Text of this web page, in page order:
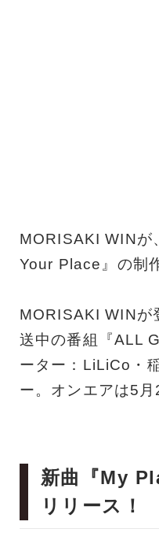
MORISAKI WINが
Your Place』の制
MORISAKI WINが
送中の番組『ALL
ーター：LiLiCo・
ー。オンエアは5月
新曲『My
リリース！